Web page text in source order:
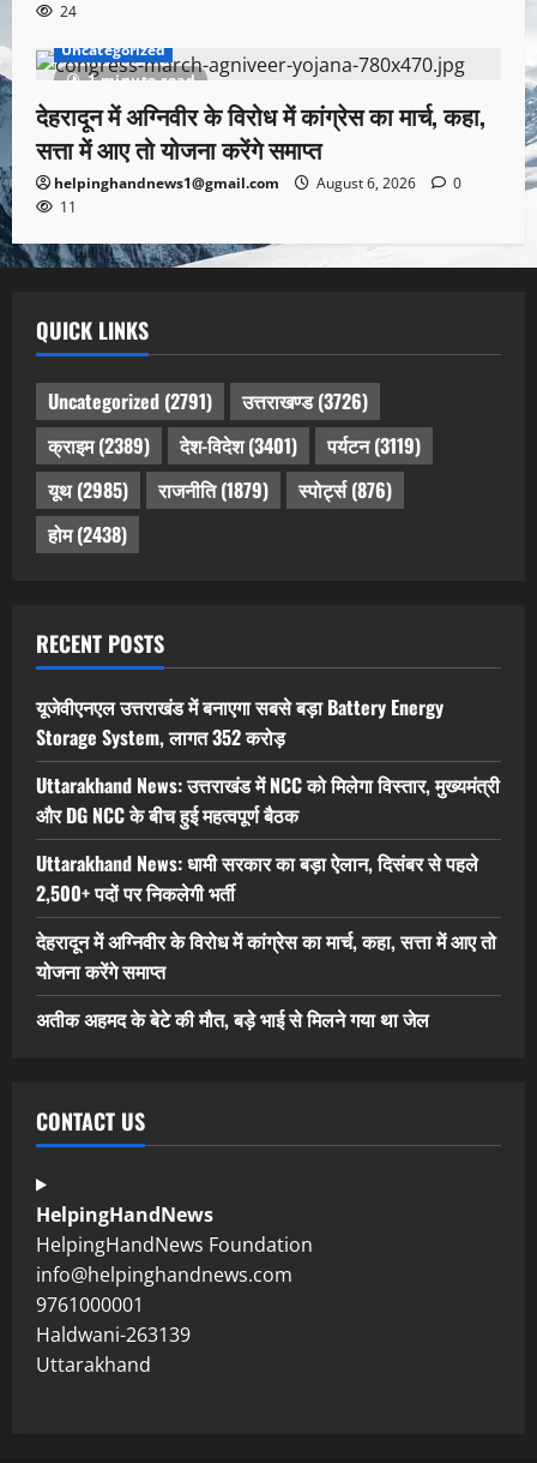
24
1 minute read
Uncategorized
देहरादून में अग्निवीर के विरोध में कांग्रेस का मार्च, कहा,
सत्ता में आए तो योजना करेंगे समाप्त
helpinghandnews1@gmail.com August 6, 2026
0
11
QUICK LINKS
Uncategorized (2791) उत्तराखण्ड(3726)
क्राइम(2389) देश-विदेश(3401) पर्यटन(3119)
यूथ(2985) राजनीति(1879) स्पोर्ट्स(876)
होम(2438)
RECENT POSTS
यूजेवीएनएल उत्तराखंड में बनाएगा सबसे बड़ा Battery Energy
Storage System, लागत 352 करोड़
Uttarakhand News: उत्तराखंड में NCC को मिलेगा विस्तार, मुख्यमंत्री
और DG NCC के बीच हुई महत्वपूर्ण बैठक
Uttarakhand News: धामी सरकार का बड़ा ऐलान, दिसंबर से पहले
2,500+ पदों पर निकलेगी भर्ती
देहरादून में अग्निवीर के विरोध में कांग्रेस का मार्च, कहा, सत्ता में आए तो
योजना करेंगे समाप्त
अतीक अहमद के बेटे की मौत, बड़े भाई से मिलने गया था जेल
CONTACT US
HelpingHandNews
HelpingHandNews Foundation
info@helpinghandnews.com
9761000001
Haldwani-263139
Uttarakhand